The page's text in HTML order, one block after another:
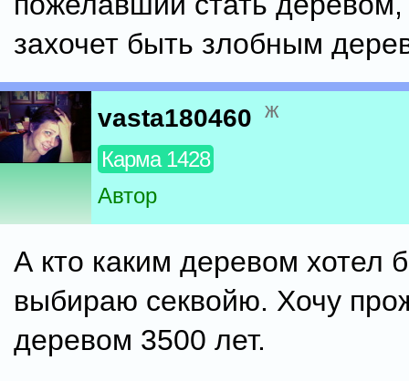
захочет быть злобным
vasta180460 ж
Карма 1428
Автор
А кто каким деревом хотел
выбираю секвойю. Хочу
деревом 3500 лет.